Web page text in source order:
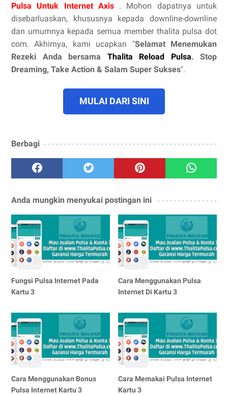
Pulsa Untuk Internet Axis . Mohon dapatnya untuk
disebarluaskan, khususnya kepada downline-downline
dan umumnya kepada semua member thalita pulsa dot
com. Akhirnya, kami ucapkan "Selamat Menemukan
Rezeki Anda bersama Thalita Reload Pulsa. Stop
Dreaming, Take Action & Salam Super Sukses".
MULAI DARI SINI
Berbagi
Anda mungkin menyukai postingan ini
Fungsi Pulsa Internet Pada
Kartu 3
Cara Menggunakan Pulsa
Internet Di Kartu 3
Cara Menggunakan Bonus
Pulsa Internet Kartu 3
Cara Memakai Pulsa Internet
Kartu 3